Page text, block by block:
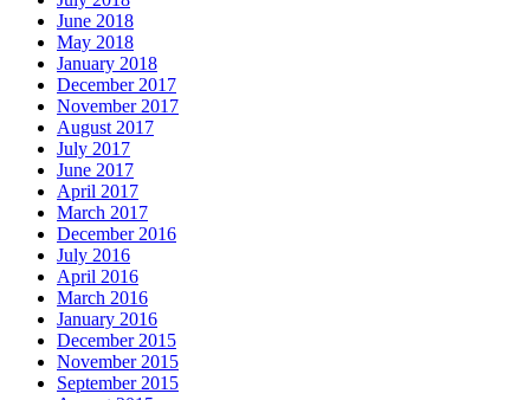
June 2018
May 2018
January 2018
December 2017
November 2017
August 2017
July 2017
June 2017
April 2017
March 2017
December 2016
July 2016
April 2016
March 2016
January 2016
December 2015
November 2015
September 2015